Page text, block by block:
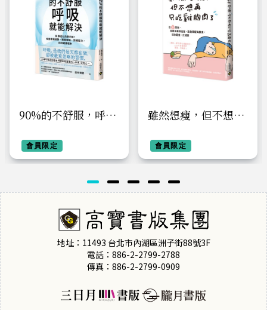
90%的不舒服，呼吸
的肺功能！改善痠痛
疲勞、睡眠障礙、情
緒壓力，找回健康根
本
會員限定
雖然想瘦，但不想再
「心」開始，脫離減
重強迫症、飲食障礙
與暴食，陪你最後一
次減重
會員限定
地址：11493 台北市內湖區洲子街88號3F
電話：886-2-2799-2788
傳真：886-2-2799-0909